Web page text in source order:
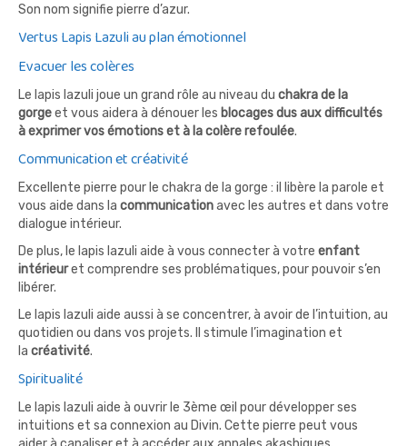
Son nom signifie pierre d’azur.
Vertus Lapis Lazuli au plan émotionnel
Evacuer les colères
Le lapis lazuli joue un grand rôle au niveau du chakra de la
gorgeet vous aidera à dénouer les blocages dus aux difficultés
à exprimer vos émotions et à la colère refoulée.
Communication et créativité
Excellente pierre pour le chakra de la gorge : il libère la parole et
vous aide dans la communicationavec les autres et dans votre
dialogue intérieur.
De plus, le lapis lazuli aide à vous connecter à votre enfant
intérieuret comprendre ses problématiques, pour pouvoir s’en
libérer.
Le lapis lazuli aide aussi à se concentrer, à avoir de l’intuition, au
quotidien ou dans vos projets. Il stimule l’imagination et
la créativité.
Spiritualité
Le lapis lazuli aide à ouvrir le 3ème œil pour développer ses
intuitions et sa connexion au Divin. Cette pierre peut vous